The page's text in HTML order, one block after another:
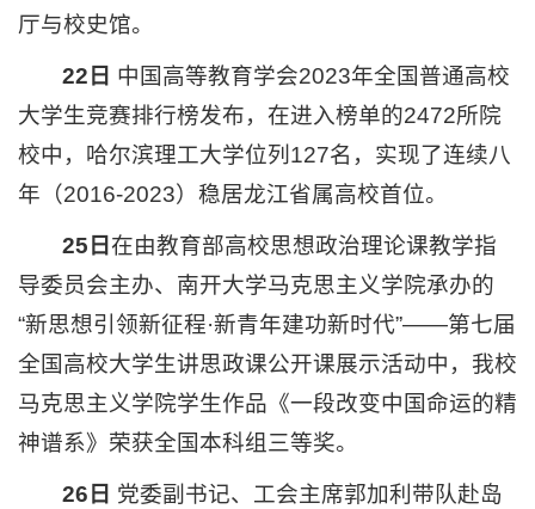
厅与校史馆。
22日 中国高等教育学会2023年全国普通高校
大学生竞赛排行榜发布，在进入榜单的2472所院
校中，哈尔滨理工大学位列127名，实现了连续八
年（2016-2023）稳居龙江省属高校首位。
25日在由教育部高校思想政治理论课教学指
导委员会主办、南开大学马克思主义学院承办的
“新思想引领新征程·新青年建功新时代”——第七届
全国高校大学生讲思政课公开课展示活动中，我校
马克思主义学院学生作品《一段改变中国命运的精
神谱系》荣获全国本科组三等奖。
26日 党委副书记、工会主席郭加利带队赴岛